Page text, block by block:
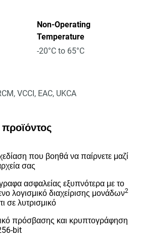
Non-Operating
Temperature
-20°C to 65°C
VCCI, EAC, UKCA
που βοηθά να παίρνετε μαζί
σας
ασφαλείας εξυπνότερα με το
λογισμικό διαχείρισης μονάδων2
σε λυτρισμικό
πρόσβασης και κρυπτογράφηση
bit